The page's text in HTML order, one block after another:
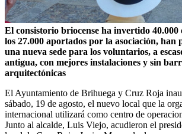
El consistorio briocense ha invertido 40.000
los 27.000 aportados por la asociación,
una nueva sede para los voluntarios, a
antigua, con mejores instalaciones y sin
arquitectónicas
El Ayuntamiento de Brihuega y Cruz Roja
sábado, 19 de agosto, el nuevo local que la
internacional utilizará como centro de
Junto al alcalde, Luis Viejo, acudieron el